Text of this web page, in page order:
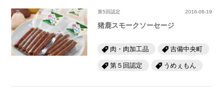
第5回認定 2016-06-19
猪鹿スモークソーセージ
肉・肉加工品 吉備中央町
第５回認定 うめぇもん